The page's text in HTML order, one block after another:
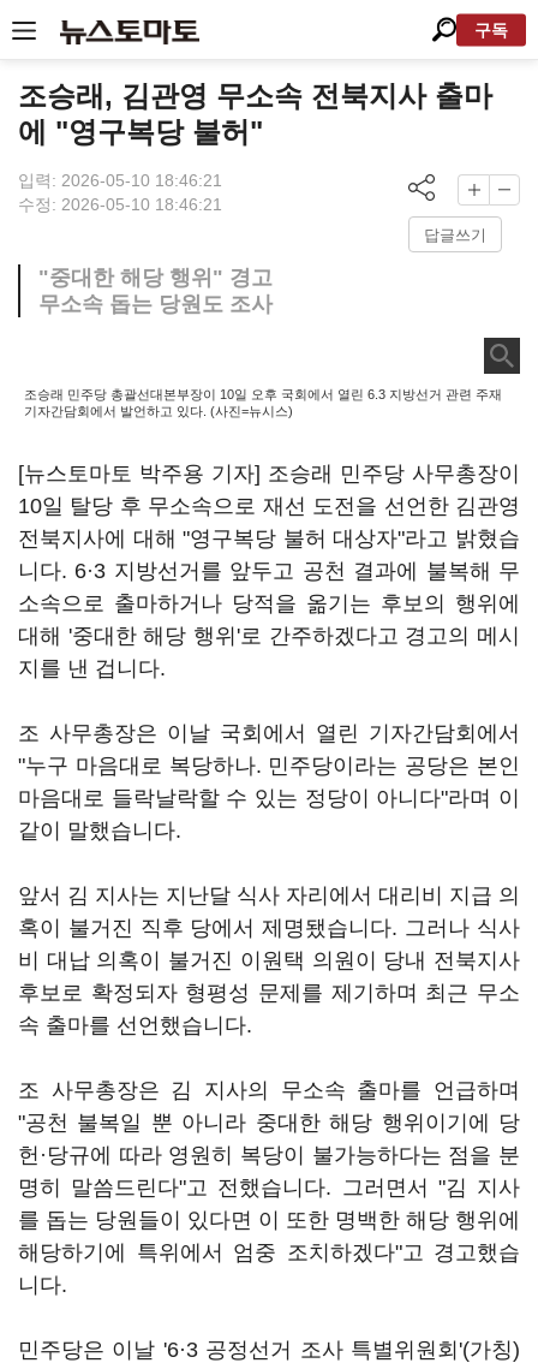
구독
조승래, 김관영 무소속 전북지사 출마
에 "영구복당 불허"
입력: 2026-05-10 18:46:21
수정: 2026-05-10 18:46:21
답글쓰기
"중대한 해당 행위" 경고
무소속 돕는 당원도 조사
조승래 민주당 총괄선대본부장이 10일 오후 국회에서 열린 6.3 지방선거 관련 주재
기자간담회에서 발언하고 있다. (사진=뉴시스)
[뉴스토마토 박주용 기자] 조승래 민주당 사무총장이
10일 탈당 후 무소속으로 재선 도전을 선언한 김관영
전북지사에 대해 "영구복당 불허 대상자"라고 밝혔습
니다. 6·3 지방선거를 앞두고 공천 결과에 불복해 무
소속으로 출마하거나 당적을 옮기는 후보의 행위에
대해 '중대한 해당 행위'로 간주하겠다고 경고의 메시
지를 낸 겁니다.
조 사무총장은 이날 국회에서 열린 기자간담회에서
"누구 마음대로 복당하나. 민주당이라는 공당은 본인
마음대로 들락날락할 수 있는 정당이 아니다"라며 이
같이 말했습니다.
앞서 김 지사는 지난달 식사 자리에서 대리비 지급 의
혹이 불거진 직후 당에서 제명됐습니다. 그러나 식사
비 대납 의혹이 불거진 이원택 의원이 당내 전북지사
후보로 확정되자 형평성 문제를 제기하며 최근 무소
속 출마를 선언했습니다.
조 사무총장은 김 지사의 무소속 출마를 언급하며
"공천 불복일 뿐 아니라 중대한 해당 행위이기에 당
헌·당규에 따라 영원히 복당이 불가능하다는 점을 분
명히 말씀드린다"고 전했습니다. 그러면서 "김 지사
를 돕는 당원들이 있다면 이 또한 명백한 해당 행위에
해당하기에 특위에서 엄중 조치하겠다"고 경고했습
니다.
민주당은 이날 '6·3 공정선거 조사 특별위원회'(가칭)